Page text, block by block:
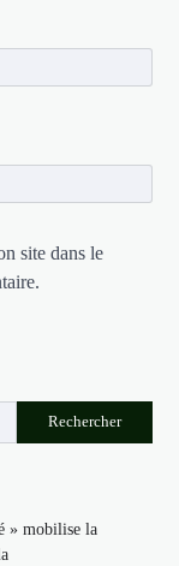
site dans le
Rechercher
» mobilise la